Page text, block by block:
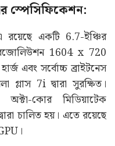
একটি 6.7-ইঞ্চির
1604 x 720
এবং সর্বোচ্চ ব্রাইটনেস
গ্লাস 7i দ্বারা সুরক্ষিত।
কোর মিডিয়াটেক
চালিত হয়। এতে রয়েছে